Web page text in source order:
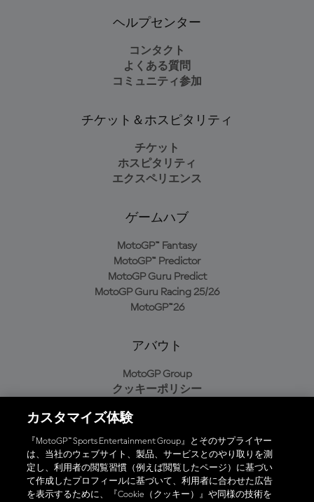
ヘルプセンター
コンタクト
よくある質問
コミュニティ参加
チケット＆ホスピタリティ
チケット
ホスピタリティ
エクスペリエンス
ゲームハブ
MotoGP™ Fantasy
MotoGP™ Predictor
MotoGP Guru Predict
MotoGP Guru Racing 25/26
MotoGP™26
アバウト
MotoGP Group
クッキーポリシー
プライバシーポリシー
購入ポリシー
オフィシャルアプリ
カスタマイズ体験
『MotoGP™ Sports Entertainment Group』とそのサプライヤー
は、当社のウェブサイト、製品、サービスとのやり取りを測
定し、利用者の閲覧習慣（例えば閲覧したページ）に基づい
て作成したプロフィールに基づいて、利用者に合わせた広告
を表示するために、『Cookie（クッキー）』や同様の技術を